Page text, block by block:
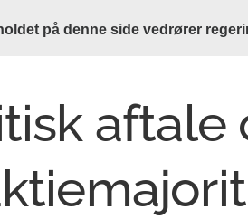
på denne side vedrører
aftale